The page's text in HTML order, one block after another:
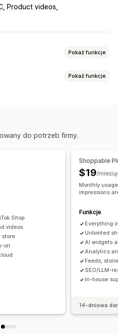
Product videos
Pokaż funkcje
społecznościowych
Szablony filmów
Osadzone filmy
mobilnych
Pokaż funkcje
dostępnymi do zakupu
konwersji
do potrzeb firmy.
Shop
videos
store
on
Shoppable
$19/
Monthly
impressions
Funkcje
Everything
Unlimited
AI widgets
Analytics
Feeds,
SEO/LLM-
In-house
14-dniowa